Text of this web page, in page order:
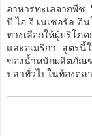
อาหารทะเลจากพื
บี ไอ จี เนเชอรัล อิ
ทางเลือกให้ผู้บริโ
และอเมริกา สูตรนี้
ของน้ำหนักผลิตภัณ
ปลาทั่วไปในท้องตล